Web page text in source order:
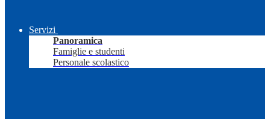
Servizi
Panoramica
Famiglie e studenti
Personale scolastico